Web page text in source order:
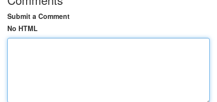
Submit a Comment
No HTML